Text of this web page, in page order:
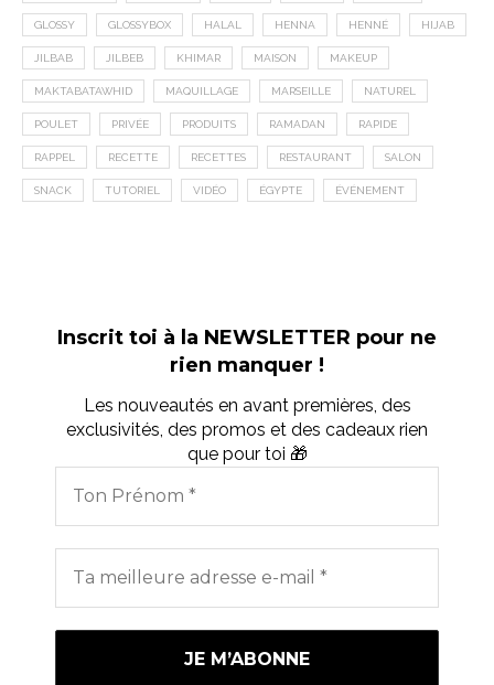
GLOSSY GLOSSYBOX HALAL HENNA HENNÉ HIJAB
JILBAB JILBEB KHIMAR MAISON MAKEUP
MAKTABATAWHID MAQUILLAGE MARSEILLE NATUREL
POULET PRIVÉE PRODUITS RAMADAN RAPIDE
RAPPEL RECETTE RECETTES RESTAURANT SALON
SNACK TUTORIEL VIDÉO ÉGYPTE ÉVÉNEMENT
Inscrit toi à la NEWSLETTER pour ne
rien manquer !
Les nouveautés en avant premières, des
exclusivités, des promos et des cadeaux rien
que pour toi 🎁